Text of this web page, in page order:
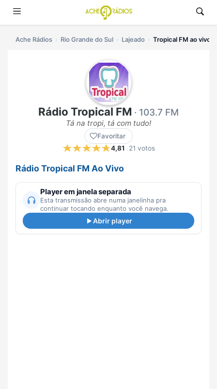
Ache Rádios Rio Grande do Sul Lajeado Tropical FM ao vivo
Rádio Tropical FM · 103.7 FM
Tá na tropi, tá com tudo!
Favoritar
4,81
21 votos
Rádio Tropical FM Ao Vivo
Player em janela separada
Esta transmissão abre numa janelinha pra
continuar tocando enquanto você navega.
Abrir player